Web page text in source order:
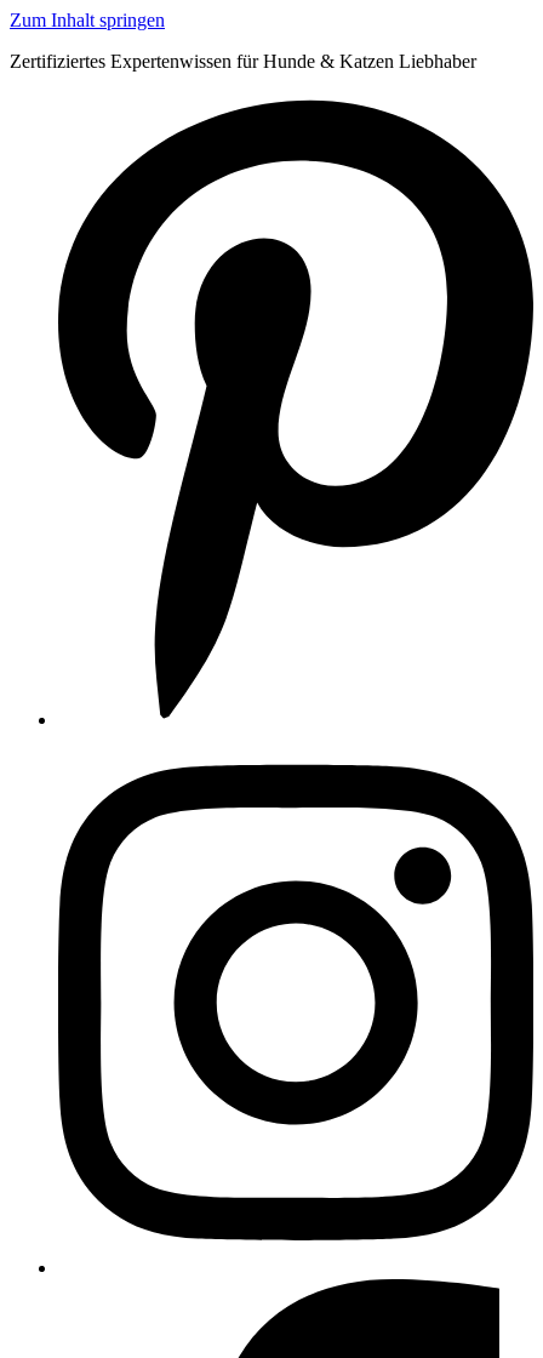
Zum Inhalt springen
Zertifiziertes Expertenwissen für Hunde & Katzen Liebhaber